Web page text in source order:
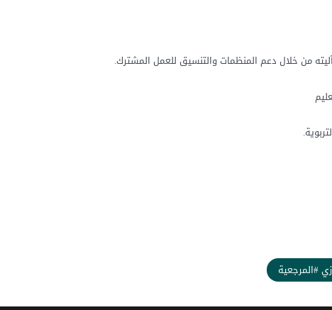
من خلال دعم المنظمات والتنسيق للعمل المشترك.
#المرجعية